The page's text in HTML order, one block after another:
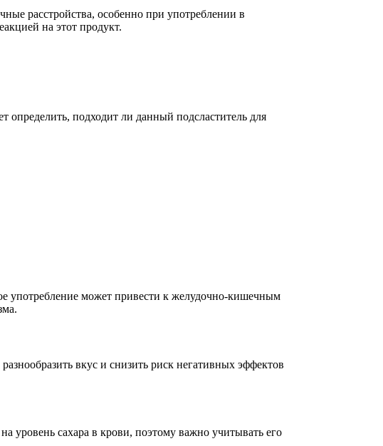
расстройства, особенно при употреблении в
на этот продукт.
определить, подходит ли данный подсластитель для
употребление может привести к желудочно-кишечным
вкус и снизить риск негативных эффектов
уровень сахара в крови, поэтому важно учитывать его